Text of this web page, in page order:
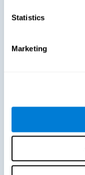
Statistics
Marketing